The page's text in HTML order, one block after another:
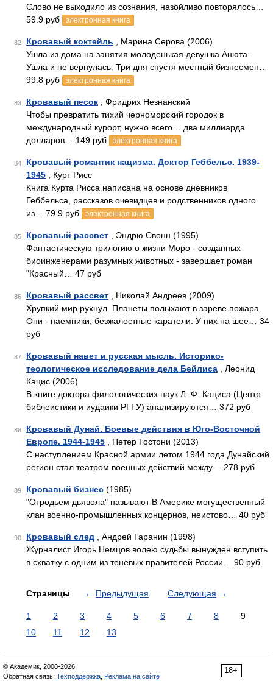
Слово не выходило из сознания, назойливо повторялось…
59.9 руб
электронная книга
82 Кровавый коктейль , Марина Серова (2006)
Ушла из дома на занятия молоденькая девушка Анюта.
Ушла и не вернулась. Три дня спустя местный бизнесмен…
99.8 руб
электронная книга
83 Кровавый песок , Фридрих Незнанский
Чтобы превратить тихий черноморский городок в
международный курорт, нужно всего… два миллиарда
долларов… 149 руб
электронная книга
84
Кровавый романтик нацизма. Доктор Геббельс. 1939-
1945 , Курт Рисс
Книга Курта Рисса написана на основе дневников
Геббельса, рассказов очевидцев и родственников одного
из… 79.9 руб
электронная книга
85 Кровавый рассвет , Эндрю Свонн (1995)
Фантастическую трилогию о жизни Моро - созданных
биоинженерами разумных животных - завершает роман
"Красный… 47 руб
86 Кровавый рассвет , Николай Андреев (2009)
Хрупкий мир рухнул. Планеты полыхают в зареве пожара.
Они - наемники, безжалостные каратели. У них на шее… 34
руб
87
Кровавый навет и русская мысль. Историко-
теологическое исследование дела Бейлиса , Леонид
Кацис (2006)
В книге доктора филологических наук Л. Ф. Кациса (Центр
библеистики и иудаики РГГУ) анализируются… 372 руб
88
Кровавый Дунай. Боевые действия в Юго-Восточной
Европе. 1944-1945 , Петер Гостони (2013)
С наступлением Красной армии летом 1944 года Дунайский
регион стал театром военных действий между… 278 руб
89 Кровавый бизнес (1985)
"Отродьем дьявола" называют В Америке могущественный
клан военно-промышленных концернов, неистово… 40 руб
90 Кровавый след , Андрей Гаранин (1998)
Журналист Игорь Немцов волею судьбы вынужден вступить
в схватку с одним из теневых правителей России… 90 руб
Страницы ← Предыдущая Следующая →
1 2 3 4 5 6 7 8
9
10
11 12 13
18+
© Академик, 2000-2026
Обратная связь: Техподдержка Реклама на сайте